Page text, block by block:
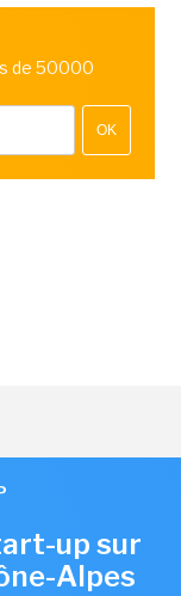
de 50000
OK
up sur
Alpes